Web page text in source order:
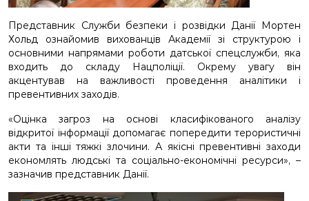
Представник Служби безпеки і розвідки Данії Мортен
Хольд ознайомив вихованців Академії зі структурою і
основними напрямами роботи датської спецслужби, яка
входить до складу Нацполіції. Окрему увагу він
акцентував на важливості проведення аналітики і
превентивних заходів.
«Оцінка загроз на основі класифікованого аналізу
відкритої інформації допомагає попередити терористичні
акти та інші тяжкі злочини. А якісні превентивні заходи
економлять людські та соціально-економічні ресурси», –
зазначив представник Данії.